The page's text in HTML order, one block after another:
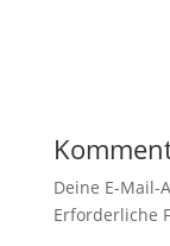
Deine E-
Erforderliche